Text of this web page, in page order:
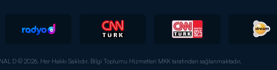
D © 2026. Her Hakkı Saklıdır. Bilgi Toplumu Hizmetleri MKK tarafından sağlanmaktadır.